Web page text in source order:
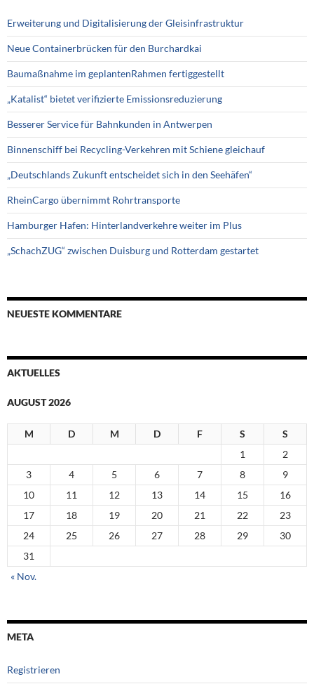
Erweiterung und Digitalisierung der Gleisinfrastruktur
Neue Containerbrücken für den Burchardkai
Baumaßnahme im geplantenRahmen fertiggestellt
„Katalist“ bietet verifizierte Emissionsreduzierung
Besserer Service für Bahnkunden in Antwerpen
Binnenschiff bei Recycling-Verkehren mit Schiene gleichauf
„Deutschlands Zukunft entscheidet sich in den Seehäfen“
RheinCargo übernimmt Rohrtransporte
Hamburger Hafen: Hinterlandverkehre weiter im Plus
„SchachZUG“ zwischen Duisburg und Rotterdam gestartet
NEUESTE KOMMENTARE
AKTUELLES
AUGUST 2026
M D M D F S
S
1
2
3
4 5 6 7 8
9
10
11 12 13 14 15
16
17
18 19 20 21 22
23
24
25 26 27 28 29
30
31
« Nov.
META
Registrieren